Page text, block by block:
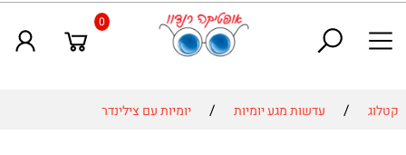
0
קטלוג / עדשות מגע יומיות / יומיות עם צילינדר